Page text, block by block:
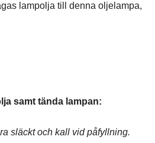
lampolja till denna oljelampa,
samt tända lampan:
släckt och kall vid påfyllning.